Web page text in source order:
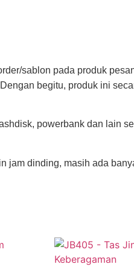
sablon pada produk
begitu, produk ini
powerbank dan lain
jam dinding, masih ada